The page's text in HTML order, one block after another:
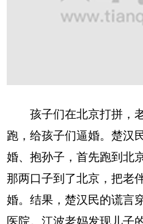
孩子们在北京打拼，
跑，给孩子们逼婚。楚汉
婚、抱孙子，首先跑到北
那两口子到了北京，把老
婚。结果，楚汉民的谎言
医院。江波老妈发现儿子